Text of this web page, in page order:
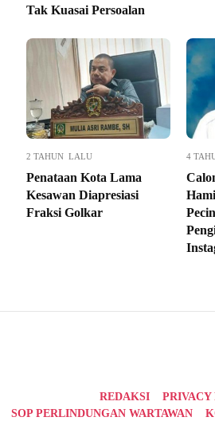
Tak Kuasai Persoalan
2 TAHUN LALU
Penataan Kota Lama
Kesawan Diapresiasi
Fraksi Golkar
4
REDAKSI
SOP PERLINDUNGAN WARTAWAN